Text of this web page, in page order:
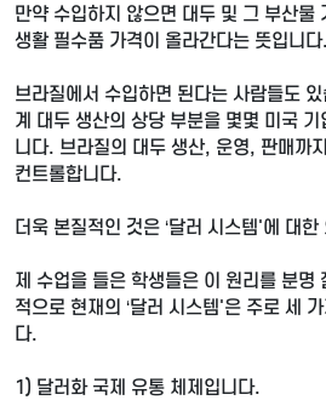
만약 수입하지 않으면 대두 및 그 부산물
생활 필수품 가격이 올라간다는 뜻입니다.
브라질에서 수입하면 된다는 사람들도
계 대두 생산의 상당 부분을 몇몇 미국
니다. 브라질의 대두 생산, 운영, 판매까
컨트롤합니다.
더욱 본질적인 것은 ‘달러 시스템'에 대한
제 수업을 들은 학생들은 이 원리를 분명
적으로 현재의 ‘달러 시스템'은 주로 세
다.
1) 달러화 국제 유통 체제입니다.